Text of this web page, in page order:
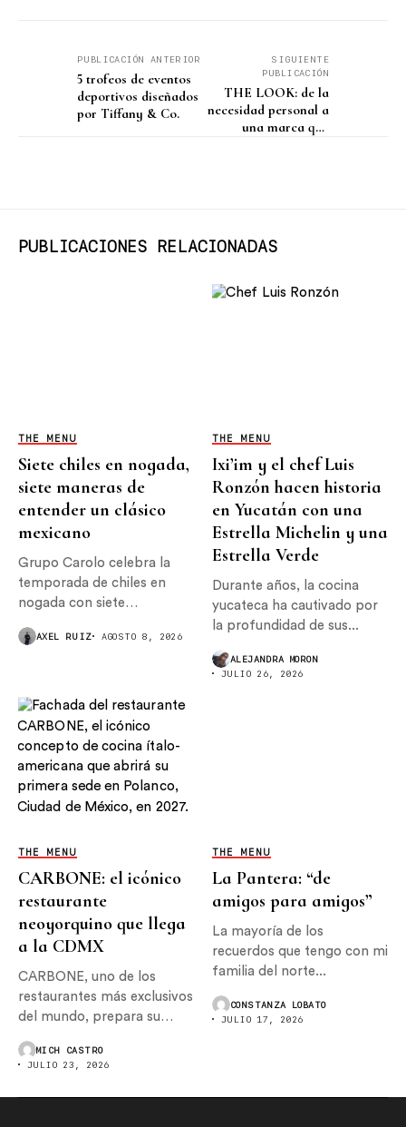
PUBLICACIÓN ANTERIOR
5 trofeos de eventos
deportivos diseñados
por Tiffany & Co.
SIGUIENTE
PUBLICACIÓN
THE LOOK: de la
necesidad personal a
una marca que
PUBLICACIONES RELACIONADAS
THE MENU
Siete chiles en nogada,
siete maneras de
entender un clásico
mexicano
Grupo Carolo celebra la
temporada de chiles en
nogada con siete
AXEL RUIZ AGOSTO 8, 2026
THE MENU
Ixi’im y el chef Luis
Ronzón hacen historia
en Yucatán con una
Estrella Michelin y una
Estrella Verde
Durante años, la cocina
yucateca ha cautivado por
la profundidad de sus...
ALEJANDRA MORON
JULIO 26, 2026
THE MENU
CARBONE: el icónico
restaurante
neoyorquino que llega
a la CDMX
CARBONE, uno de los
restaurantes más exclusivos
del mundo, prepara su
MICH CASTRO
JULIO 23, 2026
THE MENU
La Pantera: “de
amigos para amigos”
La mayoría de los
recuerdos que tengo con mi
familia del norte...
CONSTANZA LOBATO
JULIO 17, 2026